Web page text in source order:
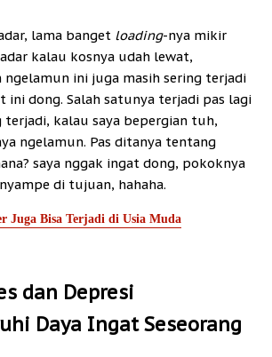
lama banget loading-nya mikir
kalau kosnya udah lewat,
ngelamun ini juga masih sering terjadi
ini dong. Salah satunya terjadi pas lagi
terjadi, kalau saya bepergian tuh,
ngelamun. Pas ditanya tentang
saya nggak ingat dong, pokoknya
di tujuan, hahaha.
Juga Bisa Terjadi di Usia Muda
dan Depresi
Daya Ingat Seseorang